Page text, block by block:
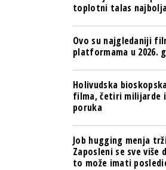
toplotni talas
Ovo su najgledaniji
platformama u 2026.
Holivudska
filma, četiri milijarde
poruka
Job hugging menja
Zaposleni se sve
to može imati